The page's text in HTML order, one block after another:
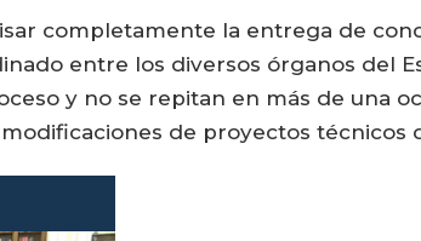
completamente la entrega de
entre los diversos órganos del
y no se repitan en más de una
de proyectos técnicos